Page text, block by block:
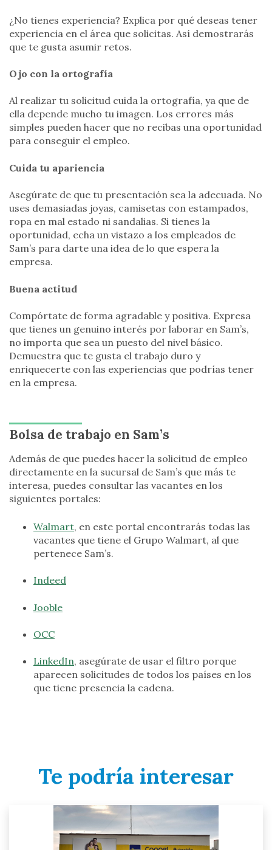
¿No tienes experiencia? Explica por qué deseas tener
experiencia en el área que solicitas. Así demostrarás
que te gusta asumir retos.
Ojo con la ortografía
Al realizar tu solicitud cuida la ortografía, ya que de
ella depende mucho tu imagen. Los errores más
simples pueden hacer que no recibas una oportunidad
para conseguir el empleo.
Cuida tu apariencia
Asegúrate de que tu presentación sea la adecuada. No
uses demasiadas joyas, camisetas con estampados,
ropa en mal estado ni sandalias. Si tienes la
oportunidad, echa un vistazo a los empleados de
Sam’s para darte una idea de lo que espera la
empresa.
Buena actitud
Compórtate de forma agradable y positiva. Expresa
que tienes un genuino interés por laborar en Sam’s,
no importa que sea un puesto del nivel básico.
Demuestra que te gusta el trabajo duro y
enriquecerte con las experiencias que podrías tener
en la empresa.
Bolsa de trabajo en Sam’s
Además de que puedes hacer la solicitud de empleo
directamente en la sucursal de Sam’s que más te
interesa, puedes consultar las vacantes en los
siguientes portales:
Walmart, en este portal encontrarás todas las
vacantes que tiene el Grupo Walmart, al que
pertenece Sam’s.
Indeed
Jooble
OCC
LinkedIn, asegúrate de usar el filtro porque
aparecen solicitudes de todos los países en los
que tiene presencia la cadena.
Te podría interesar